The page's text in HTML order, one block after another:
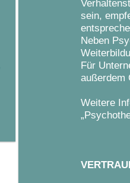
sein,
Neben
Für
außerdem
Weitere